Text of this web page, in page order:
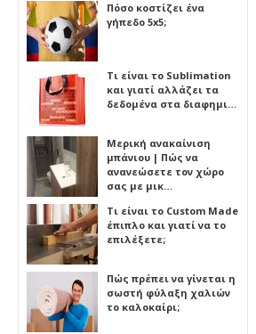
Πόσο κοστίζει ένα
γήπεδο 5x5;
Τι είναι το Sublimation
και γιατί αλλάζει τα
δεδομένα στα διαφημι…
Μερική ανακαίνιση
μπάνιου | Πώς να
ανανεώσετε τον χώρο
σας με μικ…
Τι είναι το Custom Made
έπιπλο και γιατί να το
επιλέξετε;
Πώς πρέπει να γίνεται η
σωστή φύλαξη χαλιών
το καλοκαίρι;